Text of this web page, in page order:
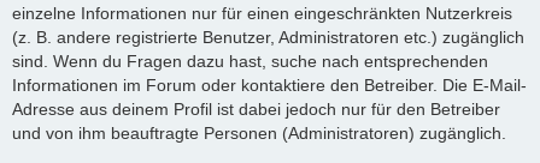
einzelne Informationen nur für einen eingeschränkten Nutzerkreis
(z. B. andere registrierte Benutzer, Administratoren etc.) zugänglich
sind. Wenn du Fragen dazu hast, suche nach entsprechenden
Informationen im Forum oder kontaktiere den Betreiber. Die E-Mail-
Adresse aus deinem Profil ist dabei jedoch nur für den Betreiber
und von ihm beauftragte Personen (Administratoren) zugänglich.